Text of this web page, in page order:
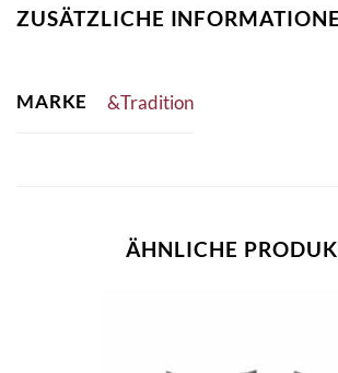
ZUSÄTZLICHE
MARKE &Tradition
ÄHNLICHE